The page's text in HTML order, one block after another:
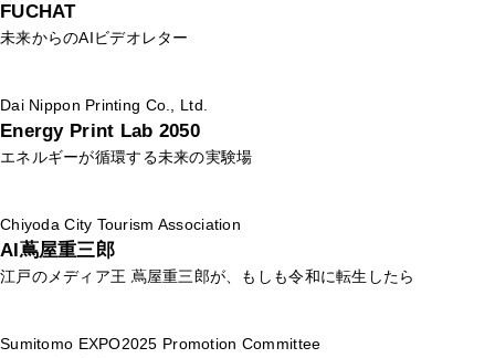
FUCHAT
未来からのAIビデオレター
Dai Nippon Printing Co., Ltd.
Energy Print Lab 2050
エネルギーが循環する未来の実験場
Chiyoda City Tourism Association
AI蔦屋重三郎
江戸のメディア王 蔦屋重三郎が、もしも令和に転生したら
Sumitomo EXPO2025 Promotion Committee